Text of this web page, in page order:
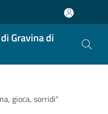
Gravina di
gioca, sorridi"